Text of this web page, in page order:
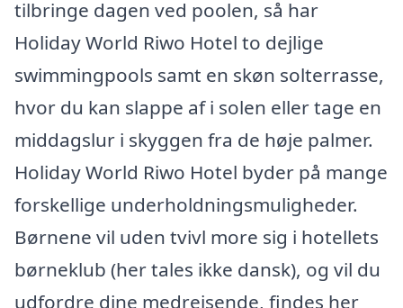
tilbringe dagen ved poolen, så har
Holiday World Riwo Hotel to dejlige
swimmingpools samt en skøn solterrasse,
hvor du kan slappe af i solen eller tage en
middagslur i skyggen fra de høje palmer.
Holiday World Riwo Hotel byder på mange
forskellige underholdningsmuligheder.
Børnene vil uden tvivl more sig i hotellets
børneklub (her tales ikke dansk), og vil du
udfordre dine medrejsende, findes her